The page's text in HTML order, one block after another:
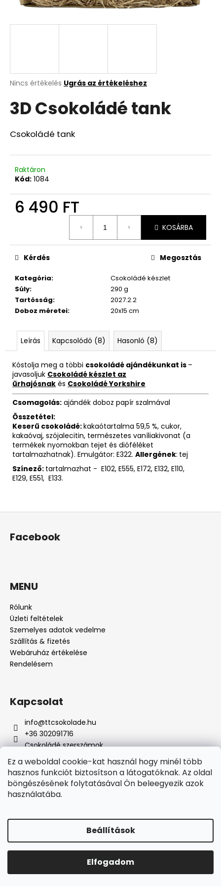
Ez a weboldal cookie-kat használ hogy minél több
hasznos funkciót biztosítson a látogatóknak. Az oldal
böngészésének folytatásával Ön beleegyezik azok
használatába.
Beállítások
Elfogadom
A
átlagos
értékelése
ből
0,0
Nincs értékelés Ugrás az értékeléshez
3D Csokoládé tank
Csokoládé tank
Raktáron
Kód: 1084
6 490 FT
KOSÁRBA
Kategória:
Csokoládé készlet
Súly:
290 g
Tartósság:
2027.2.2
Doboz méretei: 20x15 cm
Kérdés Megosztás
Leírás Kapcsolódó (8) Hasonló (8)
Kóstolja meg a többi csokoládé ajándékunkat is –
javasoljuk Csokoládé készlet az
űrhajósnak és Csokoládé Yorkshire
Csomagolás: ajándék doboz papír szalmával
Összetétel:
Keserű csokoládé:kakaótartalma 59,5 %, cukor,
kakaóvaj, szójalecitin, természetes vaníliakivonat (a
termékek nyomokban tejet és dióféléket
tartalmazhatnak). Emulgátor: E322. Allergének: tej
Színező: tartalmazhat - E102, E555, E172, E132, E110,
E129, E551, E133.
A
l
j
k
Facebook
MENU
Rólunk
Üzleti feltételek
Szemelyes adatok vedelme
Szállítás & fizetés
Webáruház értékelése
Rendelésem
Kapcsolat
info@ttcsokolade.hu
+36 302091716
Csokoládé szerszámok
Online fizetési lehetőséget biztosítunk
TTcsokoládé. Minden jog fenntartva.